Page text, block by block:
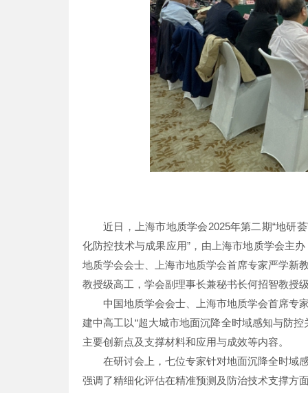
近日，上海市地质学会2025年第二期“地研
化防控技术与成果应用”，由上海市地质学会主
地质学会会士、上海市地质学会首席专家严学新
教授级高工，学会副理事长兼秘书长何招智教授
中国地质学会会士、上海市地质学会首席专
建中高工以“超大城市地面沉降全时域感知与防
主要创新点及支撑材料和应用与成效等内容。
在研讨会上，七位专家针对地面沉降全时域
强调了精细化评估在精准预测及防治技术支撑方